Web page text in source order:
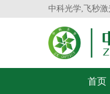
中科光学,飞秒
首页